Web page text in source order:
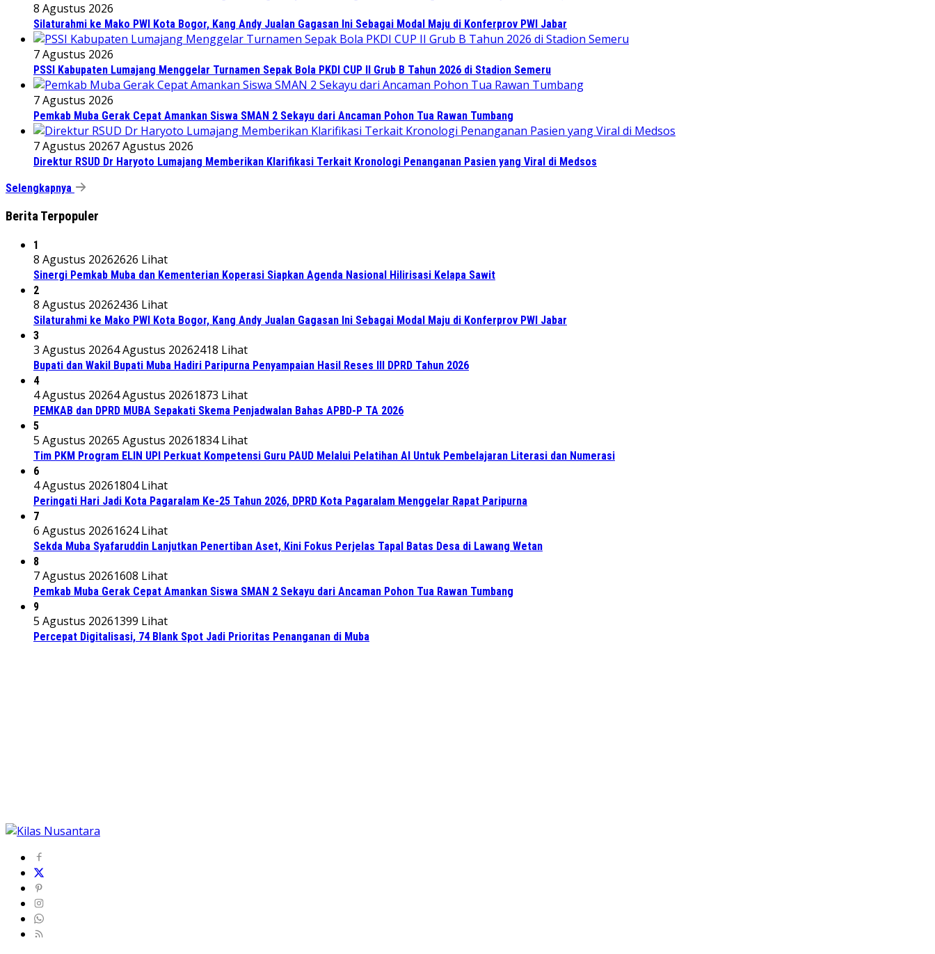
8 Agustus 2026
Silaturahmi ke Mako PWI Kota Bogor, Kang Andy Jualan Gagasan Ini Sebagai Modal Maju di Konferprov PWI Jabar
7 Agustus 2026
PSSI Kabupaten Lumajang Menggelar Turnamen Sepak Bola PKDI CUP II Grub B Tahun 2026 di Stadion Semeru
7 Agustus 2026
Pemkab Muba Gerak Cepat Amankan Siswa SMAN 2 Sekayu dari Ancaman Pohon Tua Rawan Tumbang
7 Agustus 20267 Agustus 2026
Direktur RSUD Dr Haryoto Lumajang Memberikan Klarifikasi Terkait Kronologi Penanganan Pasien yang Viral di Medsos
Selengkapnya
Berita Terpopuler
1
8 Agustus 20262626 Lihat
Sinergi Pemkab Muba dan Kementerian Koperasi Siapkan Agenda Nasional Hilirisasi Kelapa Sawit
2
8 Agustus 20262436 Lihat
Silaturahmi ke Mako PWI Kota Bogor, Kang Andy Jualan Gagasan Ini Sebagai Modal Maju di Konferprov PWI Jabar
3
3 Agustus 20264 Agustus 20262418 Lihat
Bupati dan Wakil Bupati Muba Hadiri Paripurna Penyampaian Hasil Reses III DPRD Tahun 2026
4
4 Agustus 20264 Agustus 20261873 Lihat
PEMKAB dan DPRD MUBA Sepakati Skema Penjadwalan Bahas APBD-P TA 2026
5
5 Agustus 20265 Agustus 20261834 Lihat
Tim PKM Program ELIN UPI Perkuat Kompetensi Guru PAUD Melalui Pelatihan AI Untuk Pembelajaran Literasi dan Numerasi
6
4 Agustus 20261804 Lihat
Peringati Hari Jadi Kota Pagaralam Ke-25 Tahun 2026, DPRD Kota Pagaralam Menggelar Rapat Paripurna
7
6 Agustus 20261624 Lihat
Sekda Muba Syafaruddin Lanjutkan Penertiban Aset, Kini Fokus Perjelas Tapal Batas Desa di Lawang Wetan
8
7 Agustus 20261608 Lihat
Pemkab Muba Gerak Cepat Amankan Siswa SMAN 2 Sekayu dari Ancaman Pohon Tua Rawan Tumbang
9
5 Agustus 20261399 Lihat
Percepat Digitalisasi, 74 Blank Spot Jadi Prioritas Penanganan di Muba